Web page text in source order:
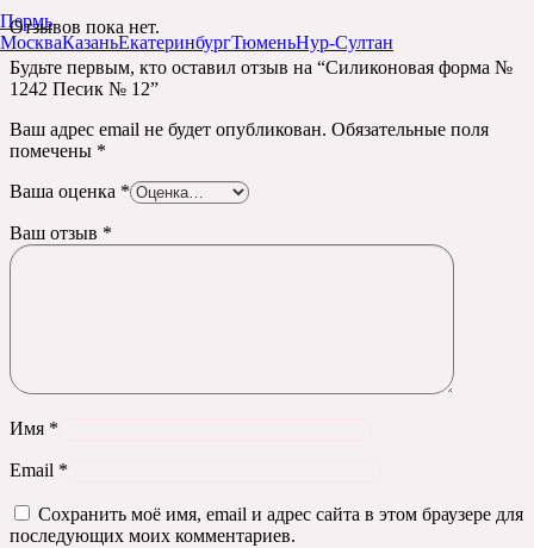
Пермь
МоскваКазаньЕкатеринбургТюменьНур-Султан
Отзывов пока нет.
Будьте первым, кто оставил отзыв на “Силиконовая форма №
1242 Песик № 12”
Ваш адрес email не будет опубликован. Обязательные поля
помечены *
Ваша оценка *
Ваш отзыв *
Имя *
Email *
Сохранить моё имя, email и адрес сайта в этом браузере для
последующих моих комментариев.